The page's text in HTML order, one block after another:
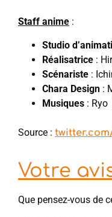
Staff anime :
Studio
Réalisatrice :
Scénariste :
Chara Design :
Musiques : Ryo
Source :
Votre
Que pensez-vous de